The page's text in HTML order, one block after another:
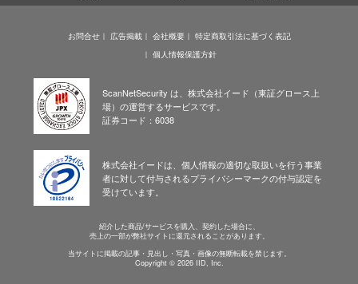
お問合せ 広告掲載 会社概要
特定商取引法に基づく表記
個人情報保護方針
ScanNetSecurity は、株式会社イード（東証グロース上
場）の運営するサービスです。
証券コード：6038
株式会社イードは、個人情報の適切な取扱いを行う事業
者に対して付与されるプライバシーマークの付与認定を
受けています。
紹介した商品/サービスを購入、契約した場合に、
売上の一部が弊社サイトに還元されることがあります。
当サイトに掲載の記事・見出し・写真・画像の無断転載を禁じます。
Copyright © 2026 IID, Inc.